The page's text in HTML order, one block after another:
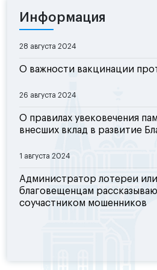
Информация
28 августа 2024
О важности вакцинации
26 августа 2024
О правилах увековечения
внесших вклад в развитие
1 августа 2024
Администратор лотереи
благовещенцам
соучастником мошенников